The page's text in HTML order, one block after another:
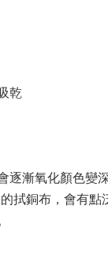
乾
漸氧化顏色變深
拭銅布，會有